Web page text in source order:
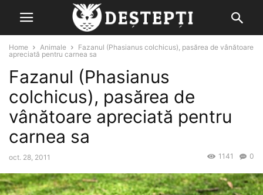
Home Animale
Fazanul (Phasianus colchicus), pasărea de vânătoare
apreciată pentru carnea sa
Fazanul (Phasianus
colchicus), pasărea de
vânătoare apreciată pentru
carnea sa
oct. 28, 2011 0
1141